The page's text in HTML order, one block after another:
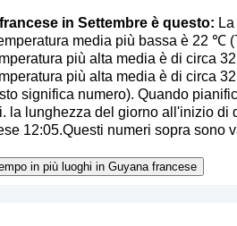
in Settembre è questo:
media più bassa è 22 ℃
più alta media è di circa
più alta media è di circa
significa numero). Quando
la lunghezza del giorno all'inizio di
12:05.Questi numeri sopra sono
in più luoghi in Guyana francese